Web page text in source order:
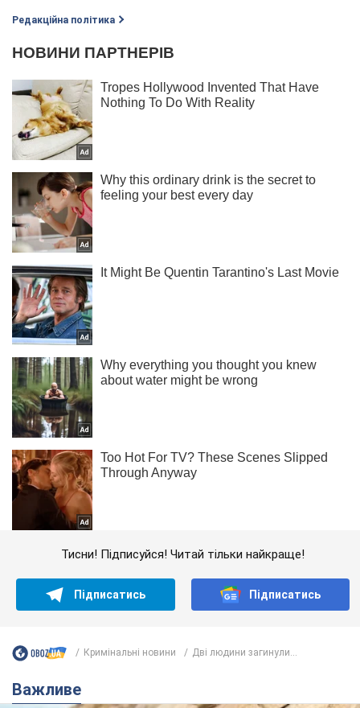
Редакційна політика
Тисни! Підписуйся! Читай тільки найкраще!
Підписатись Підписатись
Кримінальні новини Дві людини загинули...
Важливе